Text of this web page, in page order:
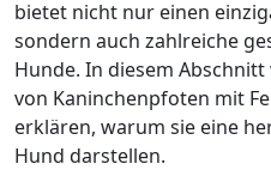
bietet nicht nur einen
sondern auch zahlreiche
Hunde. In diesem
von Kaninchenpfoten mit
erklären, warum sie eine
Hund darstellen.